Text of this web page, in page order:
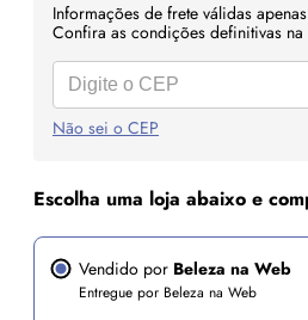
Informações de frete válidas
Confira as condições definitivas na
Não sei o CEP
Escolha uma loja abaixo e
Vendido por Beleza na Web
Entregue por Beleza na Web